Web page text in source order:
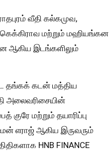
வீதி கல்கமுவ,
மற்றும் மஹியங்கன
ஆகிய இடங்களிலும்
தங்கக் கடன் மத்திய
அலைவரிசையின்
மற்றும் தயாரிப்பு
எராஜ் ஆகிய இருவரும்
HNB FINANCE